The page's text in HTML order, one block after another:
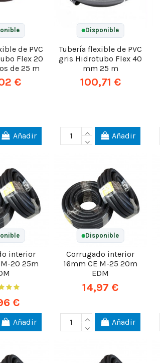
de PVC
Flex 20
de 25 m
€
Añadir
Disponible
Tubería flexible de PVC
gris Hidrotubo Flex 40
mm 25 m
100,71 €
Añadir
interior
M-20 25m
€
Añadir
Disponible
Corrugado interior
16mm CE M-25 20m
EDM
14,97 €
Añadir